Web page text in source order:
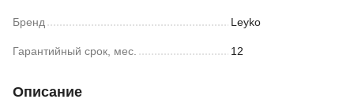
Бренд Leyko
Гарантийный срок, мес. 12
Описание